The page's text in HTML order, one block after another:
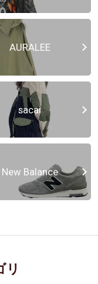
AURALEE
sacai
New Balance
リ